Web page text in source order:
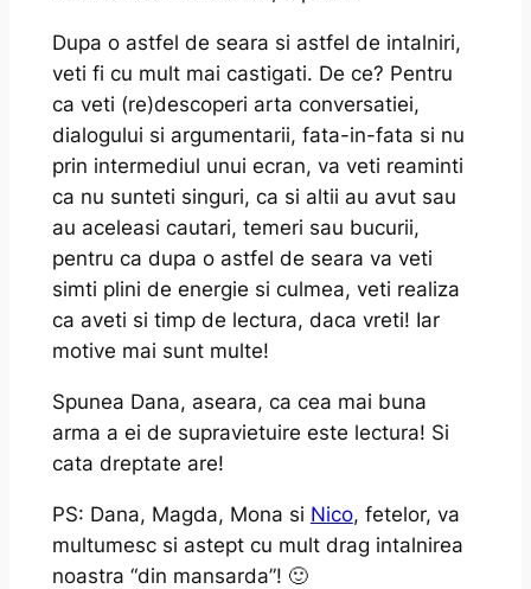
Dupa o astfel de seara si astfel de intalniri,
veti fi cu mult mai castigati. De ce? Pentru
ca veti (re)descoperi arta conversatiei,
dialogului si argumentarii, fata-in-fata si nu
prin intermediul unui ecran, va veti reaminti
ca nu sunteti singuri, ca si altii au avut sau
au aceleasi cautari, temeri sau bucurii,
pentru ca dupa o astfel de seara va veti
simti plini de energie si culmea, veti realiza
ca aveti si timp de lectura, daca vreti! Iar
motive mai sunt multe!
Spunea Dana, aseara, ca cea mai buna
arma a ei de supravietuire este lectura! Si
cata dreptate are!
PS: Dana, Magda, Mona si Nico, fetelor, va
multumesc si astept cu mult drag intalnirea
noastra “din mansarda”! 🙂